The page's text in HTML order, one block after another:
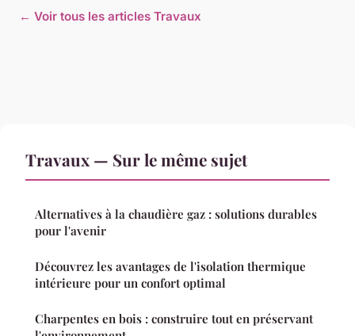
← Voir tous les articles Travaux
Travaux — Sur le même sujet
Alternatives à la chaudière gaz : solutions durables
pour l'avenir
Découvrez les avantages de l'isolation thermique
intérieure pour un confort optimal
Charpentes en bois : construire tout en préservant